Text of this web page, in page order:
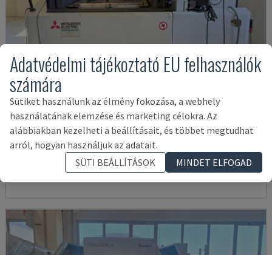
MV2400R
MITSUBISHI - HUZALOS SZIKRAFORGÁCSOLÓ GÉP
LENGYELORSZÁG 2017 4.000 ÓRA
54,000 €
Adatvédelmi tájékoztató EU felhasználók
számára
Sütiket használunk az élmény fokozása, a webhely
használatának elemzése és marketing célokra. Az
alábbiakban kezelheti a beállításait, és többet megtudhat
arról, hogyan használjuk az adatait.
SÜTI BEÁLLÍTÁSOK
MINDET ELFOGAD